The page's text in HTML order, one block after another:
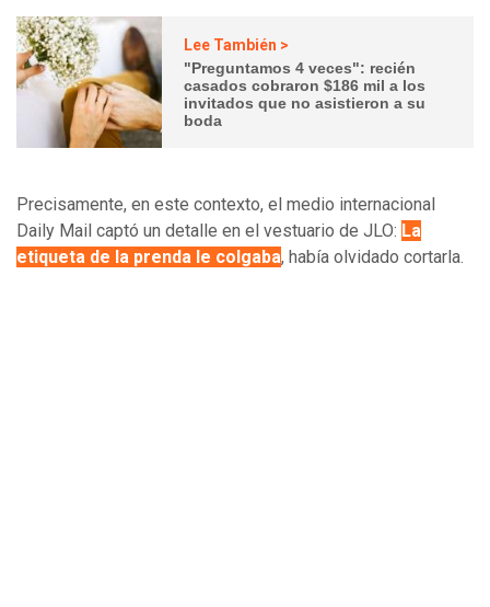
Lee También >
"Preguntamos 4 veces": recién
casados cobraron $186 mil a los
invitados que no asistieron a su
boda
Precisamente, en este contexto, el medio internacional
Daily Mail captó un detalle en el vestuario de JLO: La
etiqueta de la prenda le colgaba, había olvidado cortarla.